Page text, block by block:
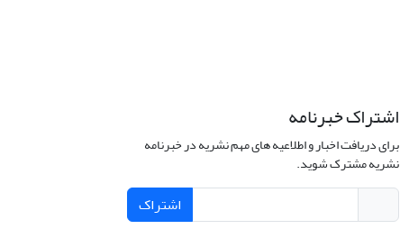
اشتراک خبرنامه
برای دریافت اخبار و اطلاعیه های مهم نشریه در خبرنامه
نشریه مشترک شوید.
اشتراک